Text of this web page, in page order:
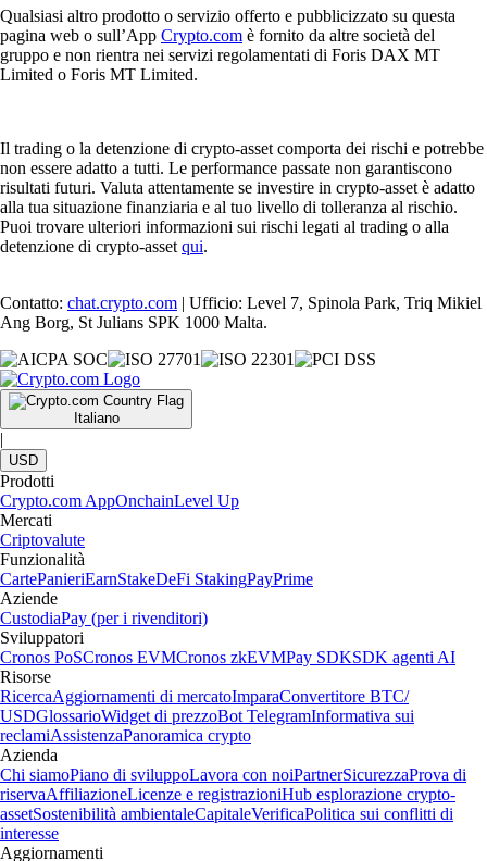
Qualsiasi altro prodotto o servizio offerto e pubblicizzato su questa
pagina web o sull’App Crypto.com è fornito da altre società del
gruppo e non rientra nei servizi regolamentati di Foris DAX MT
Limited o Foris MT Limited.
Il trading o la detenzione di crypto-asset comporta dei rischi e potrebbe
non essere adatto a tutti. Le performance passate non garantiscono
risultati futuri. Valuta attentamente se investire in crypto-asset è adatto
alla tua situazione finanziaria e al tuo livello di tolleranza al rischio.
Puoi trovare ulteriori informazioni sui rischi legati al trading o alla
detenzione di crypto-asset qui.
Contatto: chat.crypto.com | Ufficio: Level 7, Spinola Park, Triq Mikiel
Ang Borg, St Julians SPK 1000 Malta.
Italiano
|
USD
Prodotti
Crypto.com AppOnchainLevel Up
Mercati
Criptovalute
Funzionalità
CartePanieriEarnStakeDeFi StakingPayPrime
Aziende
CustodiaPay (per i rivenditori)
Sviluppatori
Cronos PoSCronos EVMCronos zkEVMPay SDKSDK agenti AI
Risorse
RicercaAggiornamenti di mercatoImparaConvertitore BTC/
USDGlossarioWidget di prezzoBot TelegramInformativa sui
reclamiAssistenzaPanoramica crypto
Azienda
Chi siamoPiano di sviluppoLavora con noiPartnerSicurezzaProva di
riservaAffiliazioneLicenze e registrazioniHub esplorazione crypto-
assetSostenibilità ambientaleCapitaleVerificaPolitica sui conflitti di
interesse
Aggiornamenti